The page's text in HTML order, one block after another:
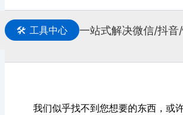
🛠️ 工具中心 一站式解决微信/抖音
我们似乎找不到您想要的东西，或